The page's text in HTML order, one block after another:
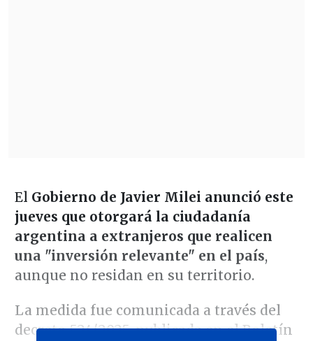
El Gobierno de Javier Milei anunció este
jueves que otorgará la ciudadanía
argentina a extranjeros que realicen
una "inversión relevante" en el país,
aunque no residan en su territorio.
La medida fue comunicada a través del
decreto 524/2025, publicada en el Boletín